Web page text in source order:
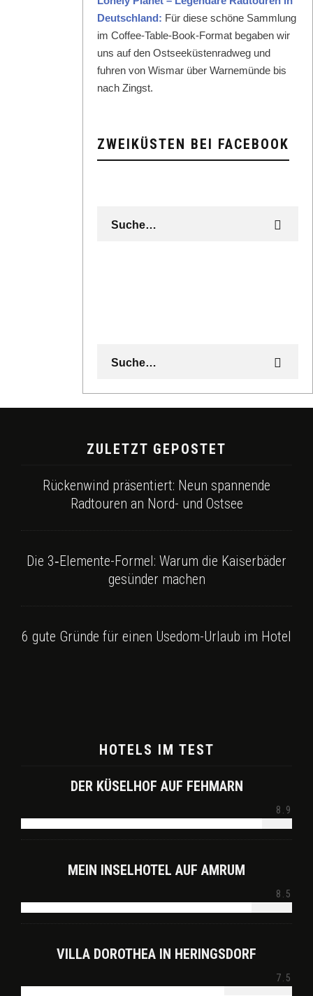
Deutsch­land: Für diese schöne Samm­lung
im Cof­fee-Table-Book-For­mat begaben wir
uns auf den Ost­seeküsten­rad­weg und
fuhren von Wis­mar über Warnemünde bis
nach Zingst.
ZWEIKÜSTEN BEI FACEBOOK
ZULETZT GEPOSTET
Rückenwind präsentiert: Neun spannende
Radtouren an Nord- und Ostsee
Die 3‑Elemente-Formel: Warum die Kaiserbäder
gesünder machen
6 gute Gründe für einen Usedom-Urlaub im Hotel
HOTELS IM TEST
DER KÜSELHOF AUF FEHMARN
8.9
MEIN INSELHOTEL AUF AMRUM
8.5
VILLA DOROTHEA IN HERINGSDORF
7.5